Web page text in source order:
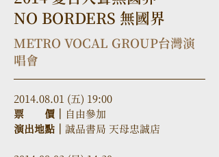
NO BORDERS 無國界
METRO VOCAL GROUP台灣演
唱會
2014.08.01 (五) 19:00
票　　價｜
自由參加
演出地點｜ 誠品書局 天母忠誠店